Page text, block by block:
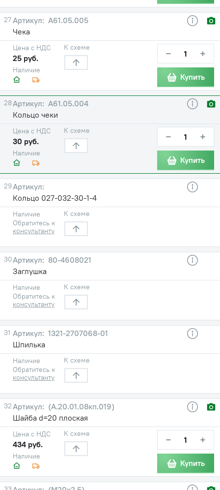
27
А61.05.005
Чека
Наличие
Цена с НДС
25 руб.
К схеме − +
Купить
28
А61.05.004
Кольцо чеки
Наличие
Цена с НДС
30 руб.
К схеме − +
Купить
29
Кольцо 027-032-30-1-4
Наличие
Обратитесь к
консультанту
К схеме
30
80-4608021
Заглушка
Наличие
Обратитесь к
консультанту
К схеме
31
1321-2707068-01
Шпилька
Наличие
Обратитесь к
консультанту
К схеме
32
(А.20.01.08кп.019)
Шайба d=20 плоская
Наличие
Цена с НДС
434 руб.
К схеме − +
Купить